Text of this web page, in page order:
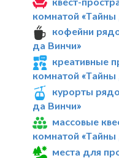
комнатой «Тайны
кофейни
да Винчи»
креативные
комнатой «Тайны
курорты
да Винчи»
массовые
комнатой «Тайны
места для